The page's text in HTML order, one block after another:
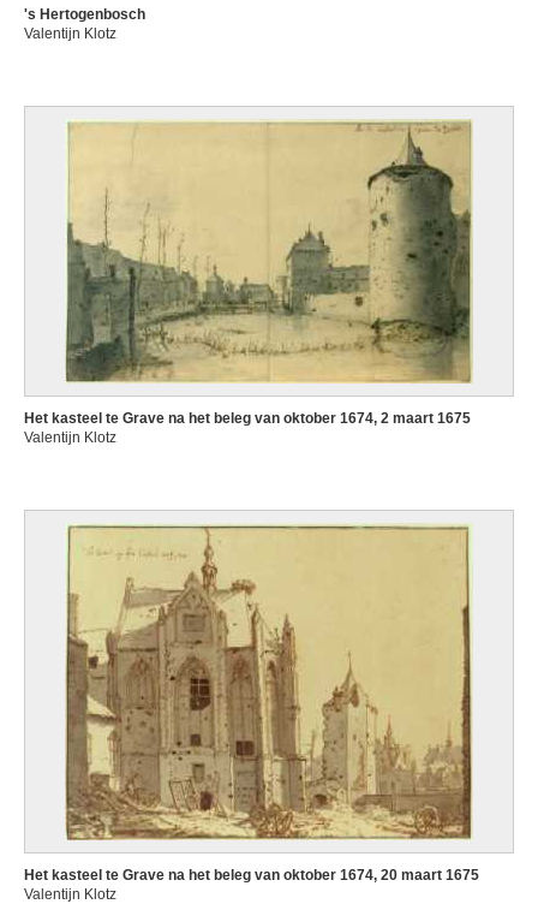
's Hertogenbosch
Valentijn Klotz
Het kasteel te Grave na het beleg van oktober 1674, 2 maart 1675
Valentijn Klotz
Het kasteel te Grave na het beleg van oktober 1674, 20 maart 1675
Valentijn Klotz